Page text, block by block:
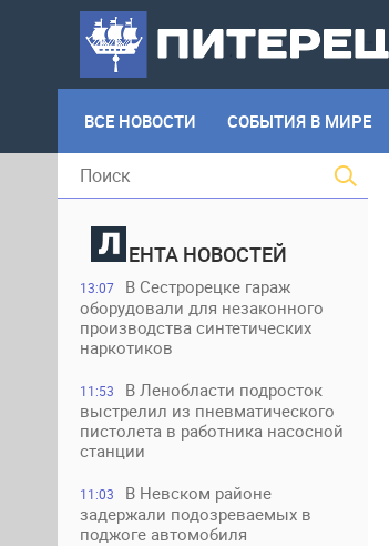
ВСЕ НОВОСТИ СОБЫТИЯ В МИРЕ
ЕНТА НОВОСТЕЙ
13:07
В Сестрорецке гараж
оборудовали для незаконного
производства синтетических
наркотиков
11:53
В Ленобласти подросток
выстрелил из пневматического
пистолета в работника насосной
станции
11:03
В Невском районе
задержали подозреваемых в
поджоге автомобиля